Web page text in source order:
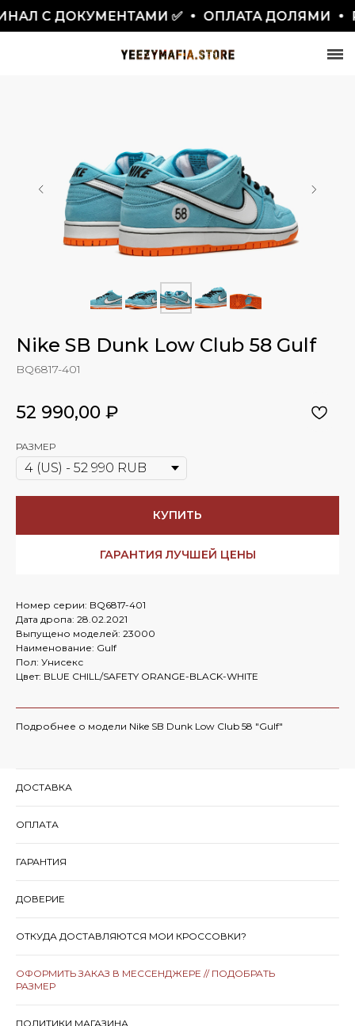
С ДОКУМЕНТАМИ ✅ ОПЛАТА ДОЛЯМИ
СКИДКА 7777₽ПО ПРОМОКОДУ BLACKFRIDAY
Nike SB Dunk Low Club 58 Gulf
BQ6817-401
52 990,00 ₽
РАЗМЕР
КУПИТЬ
ГАРАНТИЯ ЛУЧШЕЙ ЦЕНЫ
Номер серии: BQ6817-401
Дата дропа: 28.02.2021
Выпущено моделей: 23000
Наименование: Gulf
Пол: Унисекс
Цвет: BLUE CHILL/SAFETY ORANGE-BLACK-WHITE
Подробнее о модели Nike SB Dunk Low Club 58 "Gulf"
ДОСТАВКА
ОПЛАТА
ГАРАНТИЯ
ДОВЕРИЕ
ОТКУДА ДОСТАВЛЯЮТСЯ МОИ КРОССОВКИ?
ОФОРМИТЬ ЗАКАЗ В МЕССЕНДЖЕРЕ // ПОДОБРАТЬ
РАЗМЕР
ПОЛИТИКИ МАГАЗИНА